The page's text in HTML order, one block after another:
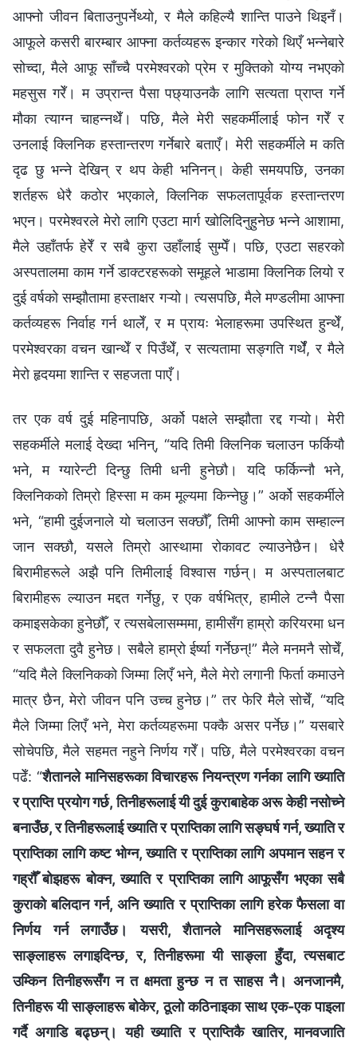
आफ्नो जीवन बिताउनुपर्नेथ्यो, र मैले कहिल्यै शान्ति पाउने थिइनँ।
आफूले कसरी बारम्बार आफ्ना कर्तव्यहरू इन्कार गरेको थिएँ भन्नेबारे
सोच्दा, मैले आफू साँच्चै परमेश्‍वरको प्रेम र मुक्तिको योग्य नभएको
महसुस गरेँ। म उप्रान्त पैसा पछ्याउनकै लागि सत्यता प्राप्त गर्ने
मौका त्याग्न चाहन्नथेँ। पछि, मैले मेरी सहकर्मीलाई फोन गरेँ र
उनलाई क्लिनिक हस्तान्तरण गर्नेबारे बताएँ। मेरी सहकर्मीले म कति
दृढ छु भन्ने देखिन् र थप केही भनिनन्। केही समयपछि, उनका
शर्तहरू धेरै कठोर भएकाले, क्लिनिक सफलतापूर्वक हस्तान्तरण
भएन। परमेश्‍वरले मेरो लागि एउटा मार्ग खोलिदिनुहुनेछ भन्ने आशामा,
मैले उहाँतर्फ हेरेँ र सबै कुरा उहाँलाई सुम्पेँ। पछि, एउटा सहरको
अस्पतालमा काम गर्ने डाक्टरहरूको समूहले भाडामा क्लिनिक लियो र
दुई वर्षको सम्झौतामा हस्ताक्षर गऱ्यो। त्यसपछि, मैले मण्डलीमा आफ्ना
कर्तव्यहरू निर्वाह गर्न थालेँ, र म प्रायः भेलाहरूमा उपस्थित हुन्थेँ,
परमेश्‍वरका वचन खान्थेँ र पिउँथेँ, र सत्यतामा सङ्गति गर्थेँ, र मैले
मेरो हृदयमा शान्ति र सहजता पाएँ।
तर एक वर्ष दुई महिनापछि, अर्को पक्षले सम्झौता रद्द गऱ्यो। मेरी
सहकर्मीले मलाई देख्दा भनिन्, “यदि तिमी क्लिनिक चलाउन फर्कियौ
भने, म ग्यारेन्टी दिन्छु तिमी धनी हुनेछौ। यदि फर्किन्नौ भने,
क्लिनिकको तिम्रो हिस्सा म कम मूल्यमा किन्नेछु।” अर्को सहकर्मीले
भने, “हामी दुईजनाले यो चलाउन सक्छौँ, तिमी आफ्नो काम सम्हाल्न
जान सक्छौ, यसले तिम्रो आस्थामा रोकावट ल्याउनेछैन। धेरै
बिरामीहरूले अझै पनि तिमीलाई विश्वास गर्छन्। म अस्पतालबाट
बिरामीहरू ल्याउन मद्दत गर्नेछु, र एक वर्षभित्र, हामीले टन्नै पैसा
कमाइसकेका हुनेछौँ, र त्यसबेलासम्ममा, हामीसँग हाम्रो करियरमा धन
र सफलता दुवै हुनेछ। सबैले हाम्रो ईर्ष्या गर्नेछन्!” मैले मनमनै सोचेँ,
“यदि मैले क्लिनिकको जिम्मा लिएँ भने, मैले मेरो लगानी फिर्ता कमाउने
मात्र छैन, मेरो जीवन पनि उच्च हुनेछ।” तर फेरि मैले सोचेँ, “यदि
मैले जिम्मा लिएँ भने, मेरा कर्तव्यहरूमा पक्कै असर पर्नेछ।” यसबारे
सोचेपछि, मैले सहमत नहुने निर्णय गरेँ। पछि, मैले परमेश्‍वरका वचन
पढेँ: “शैतानले मानिसहरूका विचारहरू नियन्त्रण गर्नका लागि ख्याति
र प्राप्ति प्रयोग गर्छ, तिनीहरूलाई यी दुई कुराबाहेक अरू केही नसोच्ने
बनाउँछ, र तिनीहरूलाई ख्याति र प्राप्तिका लागि सङ्घर्ष गर्न, ख्याति र
प्राप्तिका लागि कष्ट भोग्न, ख्याति र प्राप्तिका लागि अपमान सहन र
गह्रौँ बोझहरू बोक्न, ख्याति र प्राप्तिका लागि आफूसँग भएका सबै
कुराको बलिदान गर्न, अनि ख्याति र प्राप्तिका लागि हरेक फैसला वा
निर्णय गर्न लगाउँछ। यसरी, शैतानले मानिसहरूलाई अदृश्य
साङ्लाहरू लगाइदिन्छ, र, तिनीहरूमा यी साङ्ला हुँदा, त्यसबाट
उम्किन तिनीहरूसँग न त क्षमता हुन्छ न त साहस नै। अनजानमै,
तिनीहरू यी साङ्लाहरू बोकेर, ठूलो कठिनाइका साथ एक-एक पाइला
गर्दै अगाडि बढ्छन्। यही ख्याति र प्राप्तिकै खातिर, मानवजाति